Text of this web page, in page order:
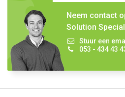
Neem contact
Solution
Stuur een
053 - 434 43